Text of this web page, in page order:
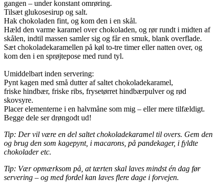
gangen – under konstant omrøring.
Tilsæt glukosesirup og salt.
Hak chokoladen fint, og kom den i en skål.
Hæld den varme karamel over chokoladen, og rør rundt i midten af
skålen, indtil massen samler sig og får en smuk, blank overflade.
Sæt chokoladekaramellen på køl to-tre timer eller natten over, og
kom den i en sprøjtepose med rund tyl.
Umiddelbart inden servering:
Pynt kagen med små dutter af saltet chokoladekaramel,
friske hindbær, friske ribs, frysetørret hindbærpulver og rød
skovsyre.
Placer elementerne i en halvmåne som mig – eller mere tilfældigt.
Begge dele ser drøngodt ud!
Tip: Der vil være en del saltet chokoladekaramel til overs. Gem den
og brug den som kagepynt, i macarons, på pandekager, i fyldte
chokolader etc.
Tip: Vær opmærksom på, at tærten skal laves mindst én dag før
servering – og med fordel kan laves flere dage i forvejen.